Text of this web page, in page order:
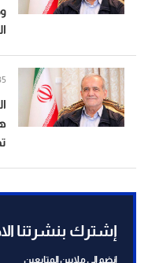
إشترك بنشرتنا
انضم الى ملايين المتابعين